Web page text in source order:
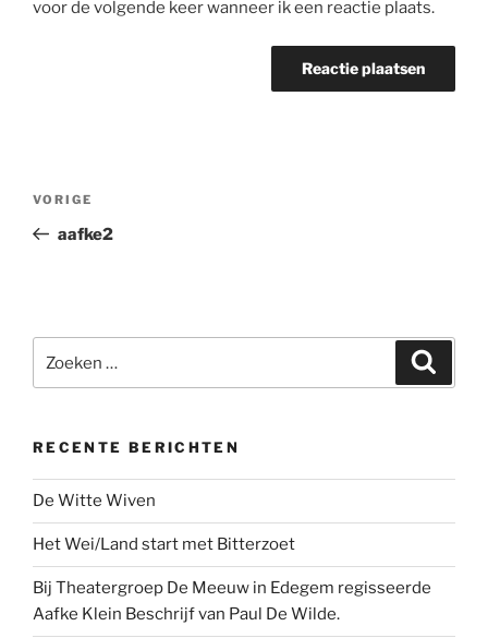
voor de volgende keer wanneer ik een reactie plaats.
Vorig
bericht
VORIGE
aafke2
naar:
RECENTE BERICHTEN
De Witte Wiven
Het Wei/Land start met Bitterzoet
Bij Theatergroep De Meeuw in Edegem regisseerde
Aafke Klein Beschrijf van Paul De Wilde.